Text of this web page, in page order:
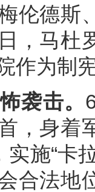
伦德斯
，马杜
作为制
袭击。
，身着
实施“卡
合法地